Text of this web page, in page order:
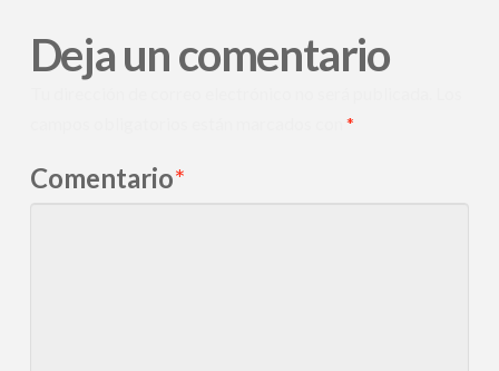
Deja un comentario
*
Comentario*